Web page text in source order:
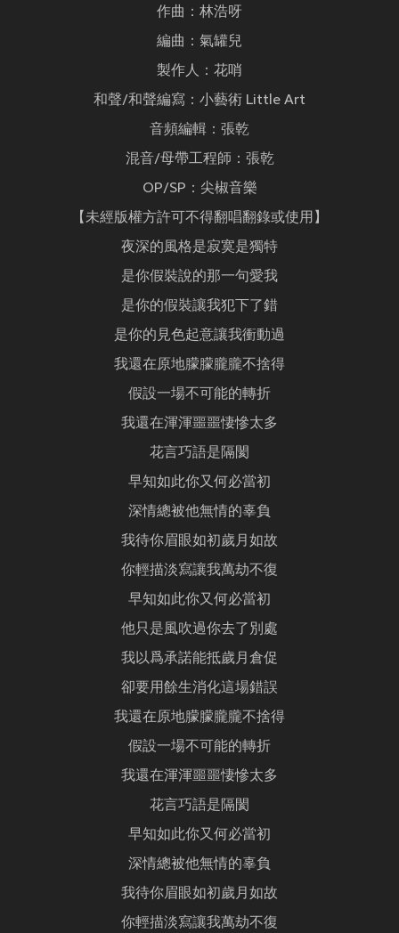
作曲：林浩呀
編曲：氣罐兒
製作人：花哨
和聲/和聲編寫：小藝術 Little Art
音頻編輯：張乾
混音/母帶工程師：張乾
OP/SP：尖椒音樂
【未經版權方許可不得翻唱翻錄或使用】
夜深的風格是寂寞是獨特
是你假裝說的那一句愛我
是你的假裝讓我犯下了錯
是你的見色起意讓我衝動過
我還在原地朦朦朧朧不捨得
假設一場不可能的轉折
我還在渾渾噩噩悽慘太多
花言巧語是隔閡
早知如此你又何必當初
深情總被他無情的辜負
我待你眉眼如初歲月如故
你輕描淡寫讓我萬劫不復
早知如此你又何必當初
他只是風吹過你去了別處
我以爲承諾能抵歲月倉促
卻要用餘生消化這場錯誤
我還在原地朦朦朧朧不捨得
假設一場不可能的轉折
我還在渾渾噩噩悽慘太多
花言巧語是隔閡
早知如此你又何必當初
深情總被他無情的辜負
我待你眉眼如初歲月如故
你輕描淡寫讓我萬劫不復